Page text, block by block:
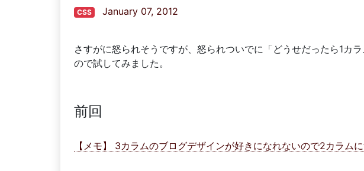
CSS January 07, 2012
さすがに怒られそうですが、怒られついでに「どうせだったら1カ
ので試してみました。
前回
【メモ】 3カラムのブログデザインが好きになれないので2カラム